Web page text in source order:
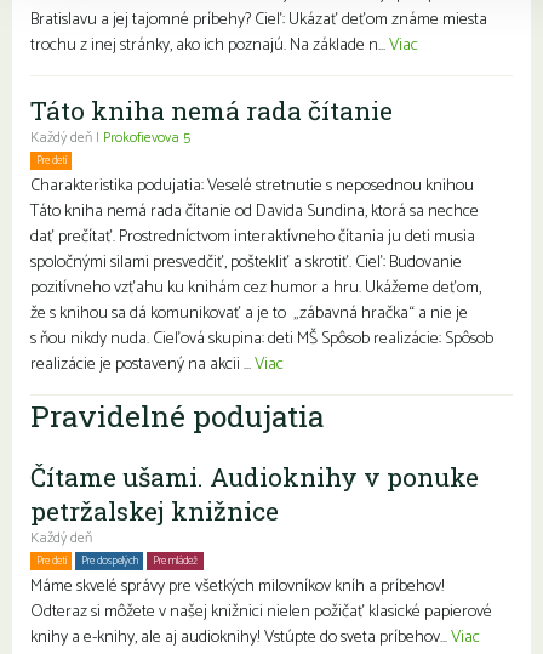
Bratislavu a jej tajomné príbehy? Cieľ: Ukázať deťom známe miesta
trochu z inej stránky, ako ich poznajú. Na základe n...Viac
Táto kniha nemá rada čítanie
Každý deň | Prokofievova 5
Pre deti
Charakteristika podujatia: Veselé stretnutie s neposednou knihou
Táto kniha nemá rada čítanie od Davida Sundina, ktorá sa nechce
dať prečítať. Prostredníctvom interaktívneho čítania ju deti musia
spoločnými silami presvedčiť, poštekliť a skrotiť. Cieľ: Budovanie
pozitívneho vzťahu ku knihám cez humor a hru. Ukážeme deťom,
že s knihou sa dá komunikovať a je to „zábavná hračka“ a nie je
s ňou nikdy nuda. Cieľová skupina: deti MŠ Spôsob realizácie: Spôsob
realizácie je postavený na akcii ...Viac
Pravidelné podujatia
Čítame ušami. Audioknihy v ponuke
petržalskej knižnice
Každý deň
Pre deti Pre dospelých Pre mládež
Máme skvelé správy pre všetkých milovníkov kníh a príbehov!
Odteraz si môžete v našej knižnici nielen požičať klasické papierové
knihy a e-knihy, ale aj audioknihy! Vstúpte do sveta príbehov...Viac